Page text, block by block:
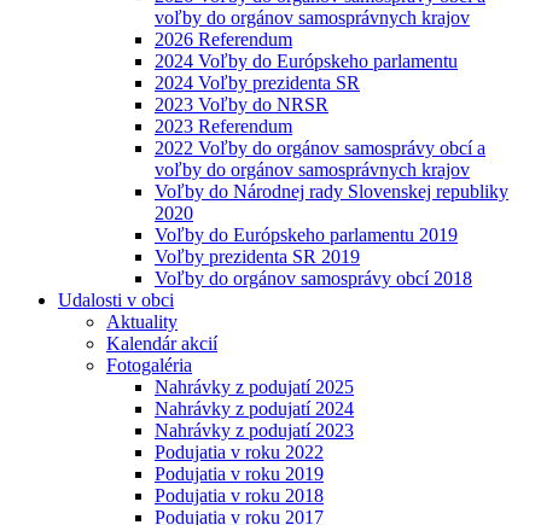
voľby do orgánov samosprávnych krajov
2026 Referendum
2024 Voľby do Európskeho parlamentu
2024 Voľby prezidenta SR
2023 Voľby do NRSR
2023 Referendum
2022 Voľby do orgánov samosprávy obcí a
voľby do orgánov samosprávnych krajov
Voľby do Národnej rady Slovenskej republiky
2020
Voľby do Európskeho parlamentu 2019
Voľby prezidenta SR 2019
Voľby do orgánov samosprávy obcí 2018
Udalosti v obci
Aktuality
Kalendár akcií
Fotogaléria
Nahrávky z podujatí 2025
Nahrávky z podujatí 2024
Nahrávky z podujatí 2023
Podujatia v roku 2022
Podujatia v roku 2019
Podujatia v roku 2018
Podujatia v roku 2017